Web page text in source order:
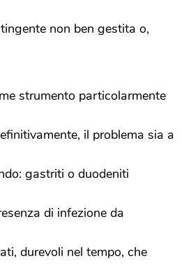
non ben gestita o,
strumento particolarmente
il problema sia a
gastriti o duodeniti
di infezione da
durevoli nel tempo, che